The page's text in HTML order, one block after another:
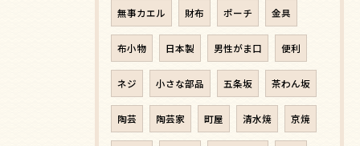
無事カエル 財布 ポーチ 金具
布小物 日本製 男性がま口 便利
ネジ 小さな部品 五条坂 茶わん坂
陶芸 陶芸家 町屋 清水焼 京焼